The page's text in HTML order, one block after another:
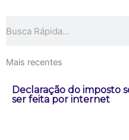
Mais recentes
Declaração do imposto
ser feita por internet